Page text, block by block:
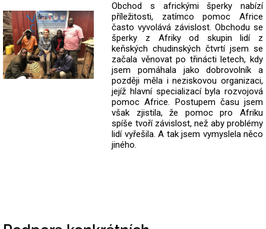
Obchod s africkými šperky nabízí
příležitosti, zatímco pomoc Africe
často vyvolává závislost. Obchodu se
šperky z Afriky od skupin lidí z
keňských chudinských čtvrtí jsem se
začala věnovat po třinácti letech, kdy
jsem pomáhala jako dobrovolník a
později měla i neziskovou organizaci,
jejíž hlavní specializací byla rozvojová
pomoc Africe. Postupem času jsem
však zjistila, že pomoc pro Afriku
spíše tvoří závislost, než aby problémy
lidí vyřešila. A tak jsem vymyslela něco
jiného.